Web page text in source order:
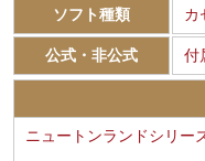
ソフト種類 カ
公式・非公式 付
ニュートンランドシリー